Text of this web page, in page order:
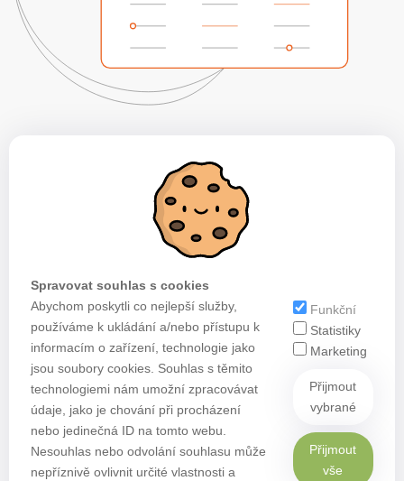
Spravovat souhlas s cookies
Abychom poskytli co nejlepší služby,
používáme k ukládání a/nebo přístupu k
informacím o zařízení, technologie jako
jsou soubory cookies. Souhlas s těmito
technologiemi nám umožní zpracovávat
údaje, jako je chování při procházení
nebo jedinečná ID na tomto webu.
Nesouhlas nebo odvolání souhlasu může
nepříznivě ovlivnit určité vlastnosti a
Funkční
Statistiky
Marketing
Přijmout
vybrané
Přijmout
vše